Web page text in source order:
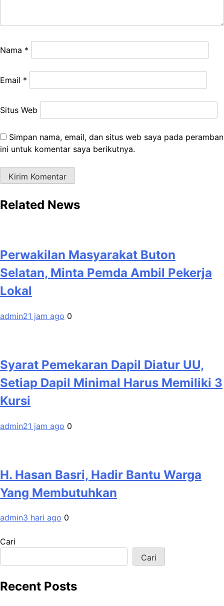
Nama *
Email *
Situs Web
Simpan nama, email, dan situs web saya pada peramban
ini untuk komentar saya berikutnya.
Related News
Perwakilan Masyarakat Buton
Selatan, Minta Pemda Ambil Pekerja
Lokal
admin21 jam ago 0
Syarat Pemekaran Dapil Diatur UU,
Setiap Dapil Minimal Harus Memiliki 3
Kursi
admin21 jam ago 0
H. Hasan Basri, Hadir Bantu Warga
Yang Membutuhkan
admin3 hari ago 0
Cari
Cari
Recent Posts